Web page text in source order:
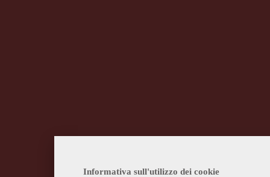
Informativa sull'utilizzo dei cookie